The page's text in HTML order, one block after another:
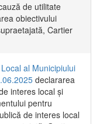
de utilitate
obiectivului
Cartier
al Municipiului
declararea
interes local și
pentru
de interes local